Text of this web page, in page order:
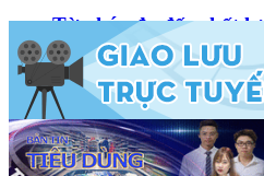
Từ phép đo đến chất
Khu dân cư Phước